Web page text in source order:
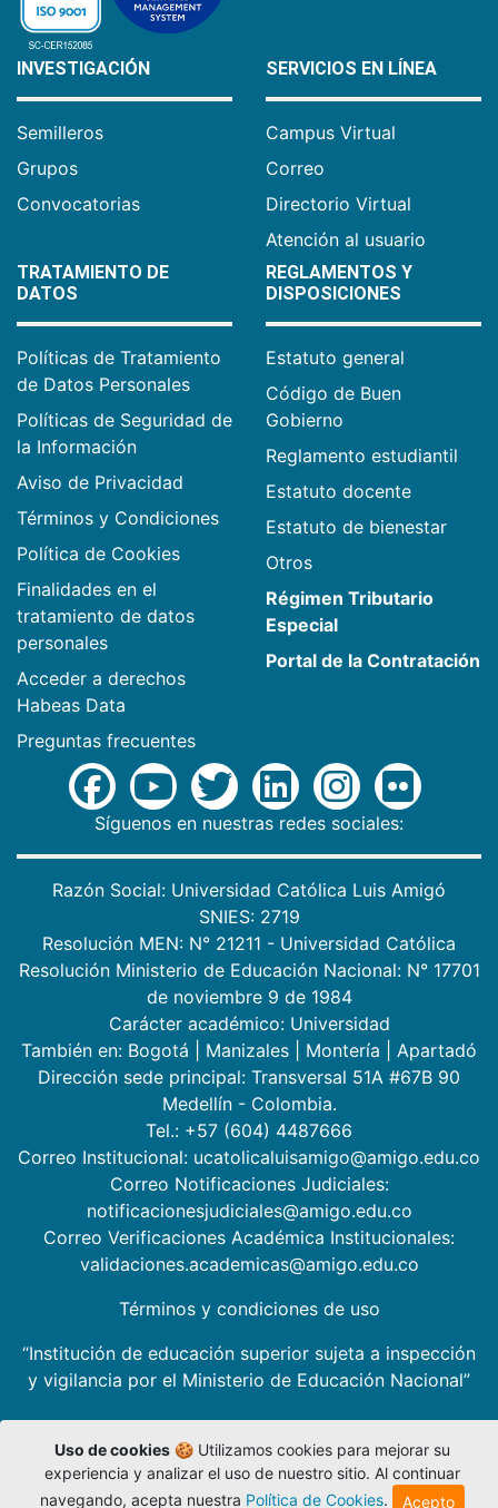
INVESTIGACIÓN
Semilleros
Grupos
Convocatorias
SERVICIOS EN LÍNEA
Campus Virtual
Correo
Directorio Virtual
Atención al usuario
TRATAMIENTO DE
DATOS
Políticas de Tratamiento
de Datos Personales
Políticas de Seguridad de
la Información
Aviso de Privacidad
Términos y Condiciones
Política de Cookies
Finalidades en el
tratamiento de datos
personales
Acceder a derechos
Habeas Data
Preguntas frecuentes
REGLAMENTOS Y
DISPOSICIONES
Estatuto general
Código de Buen
Gobierno
Reglamento estudiantil
Estatuto docente
Estatuto de bienestar
Otros
Régimen Tributario
Especial
Portal de la Contratación
Síguenos en nuestras redes sociales:
Razón Social: Universidad Católica Luis Amigó
SNIES: 2719
Resolución MEN: N° 21211 - Universidad Católica
Resolución Ministerio de Educación Nacional: N° 17701
de noviembre 9 de 1984
Carácter académico: Universidad
También en: Bogotá Manizales Montería
Apartadó
Dirección sede principal: Transversal 51A #67B 90
Medellín - Colombia.
Tel.: +57 (604) 4487666
Correo Institucional: ucatolicaluisamigo@amigo.edu.co
Correo Notificaciones Judiciales:
notificacionesjudiciales@amigo.edu.co
Correo Verificaciones Académica Institucionales:
validaciones.academicas@amigo.edu.co
Términos y condiciones de uso
“Institución de educación superior sujeta a inspección
y vigilancia por el Ministerio de Educación Nacional”
Uso de cookies🍪 Utilizamos cookies para mejorar su
experiencia y analizar el uso de nuestro sitio. Al continuar
navegando, acepta nuestra Política de Cookies. Acepto